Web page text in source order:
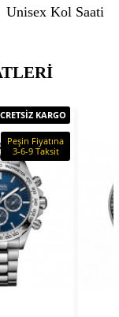
Unisex Kol Saati
KARGO
Peşin Fiyatına
3-6-9 Taksit